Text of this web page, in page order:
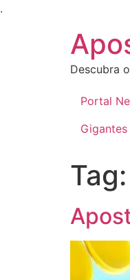
.
Descubra
Portal
Tag: